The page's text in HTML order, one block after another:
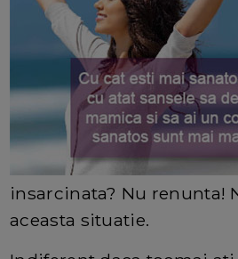
insarcinata? Nu renunta!
aceasta situatie.